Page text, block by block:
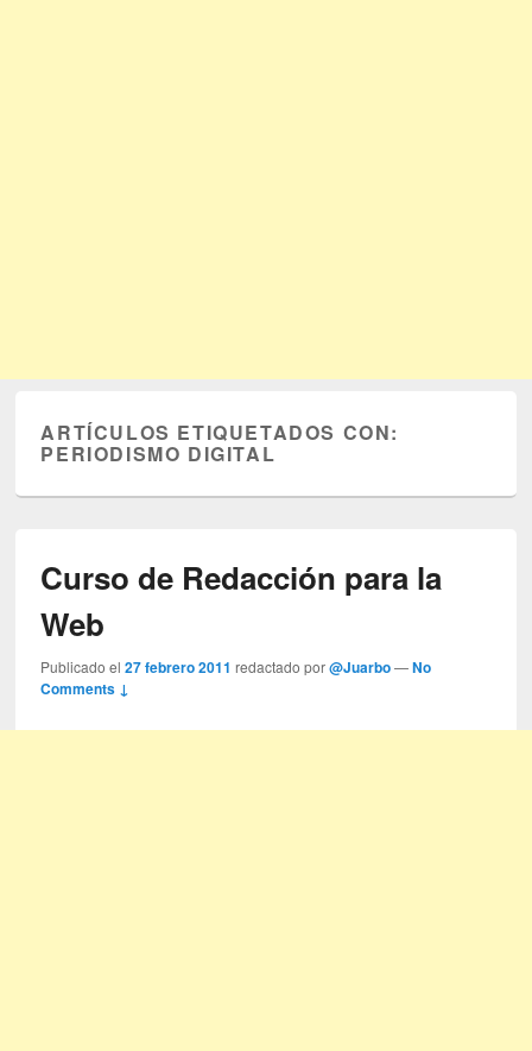
ARTÍCULOS ETIQUETADOS CON:
PERIODISMO DIGITAL
Curso de Redacción para la
Web
Publicado el27 febrero 2011 redactado por@Juarbo —No
Comments ↓